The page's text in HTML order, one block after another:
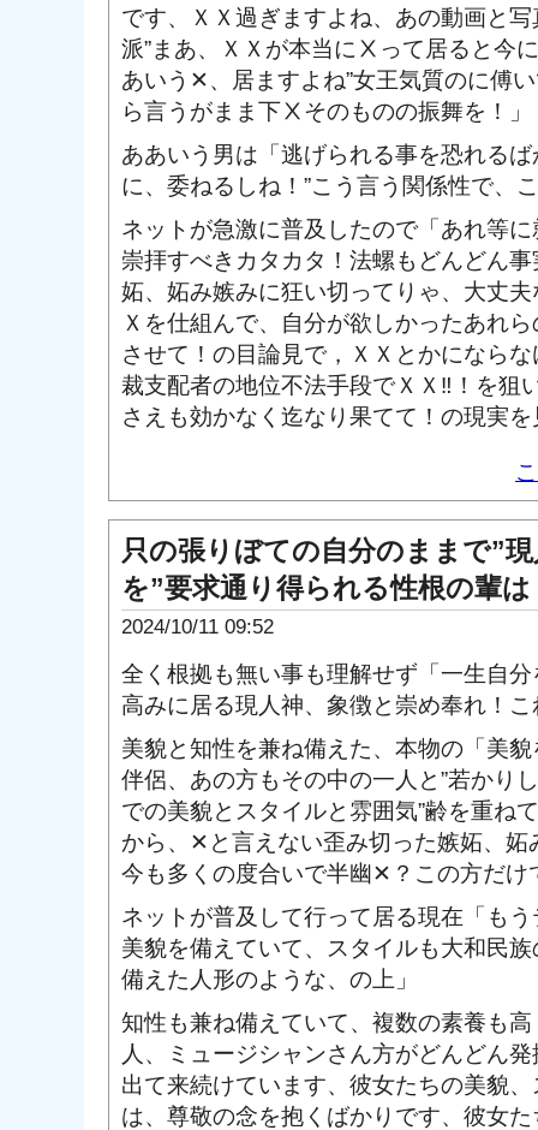
です、ＸＸ過ぎますよね、あの動画と
派”まあ、ＸＸが本当にⅩって居ると今
あいう✕、居ますよね”女王気質のに傅
ら言うがまま下Ⅹそのものの振舞を！」
ああいう男は「逃げられる事を恐れる
に、委ねるしね！”こう言う関係性で、
ネットが急激に普及したので「あれ等
崇拝すべきカタカタ！法螺もどんどん
妬、妬み嫉みに狂い切ってりゃ、大丈
Ｘを仕組んで、自分が欲しかったあれ
させて！の目論見で，ＸＸとかになら
裁支配者の地位不法手段でＸＸ‼！を狙
さえも効かなく迄なり果てて！の現実
只の張りぼての自分のままで”
を”要求通り得られる性根の輩は
2024/10/11 09:52
全く根拠も無い事も理解せず「一生自
高みに居る現人神、象徴と崇め奉れ！
美貌と知性を兼ね備えた、本物の「美
伴侶、あの方もその中の一人と”若かり
での美貌とスタイルと雰囲気”齢を重ね
から、✕と言えない歪み切った嫉妬、妬
今も多くの度合いで半幽✕？この方だけ
ネットが普及して行って居る現在「も
美貌を備えていて、スタイルも大和民
備えた人形のような、の上」
知性も兼ね備えていて、複数の素養も
人、ミュージシャンさん方がどんどん
出て来続けています、彼女たちの美貌
は、尊敬の念を抱くばかりです、彼女